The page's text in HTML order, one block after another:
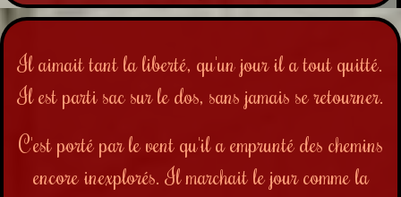
Il aimait tant la liberté, qu'un jour il a tout quitté.
Il est parti sac sur le dos, sans jamais se retourner.
C'est porté par le vent qu'il a emprunté des chemins
encore inexplorés. Il marchait le jour comme la